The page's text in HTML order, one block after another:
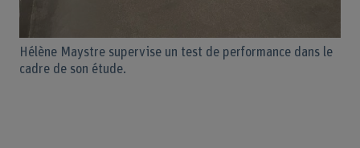
Hélène Maystre supervise un test de performance dans le
cadre de son étude.